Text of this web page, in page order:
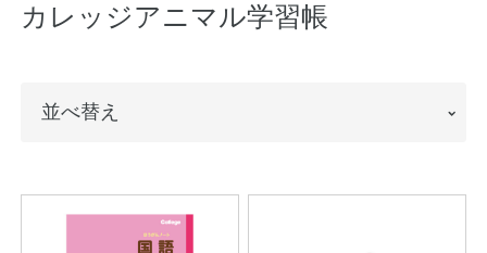
探求・自主学習のすすめ
カレッジアニマル学習帳
え
並べ替え